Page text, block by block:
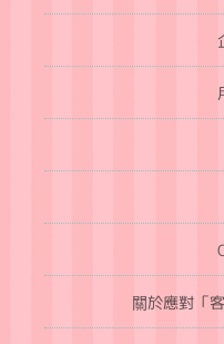
關於應對「